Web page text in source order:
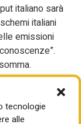
tecnologie
alle
italiano sarà
italiani
emissioni
confermato
l’Italia, è
europei